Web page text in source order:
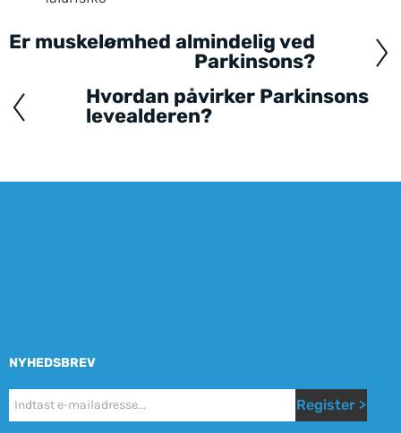
Posts
Er muskelømhed almindelig ved
Parkinsons?
Hvordan påvirker Parkinsons
levealderen?
NYHEDSBREV
Nyhetsbrev
Mobile
Register >